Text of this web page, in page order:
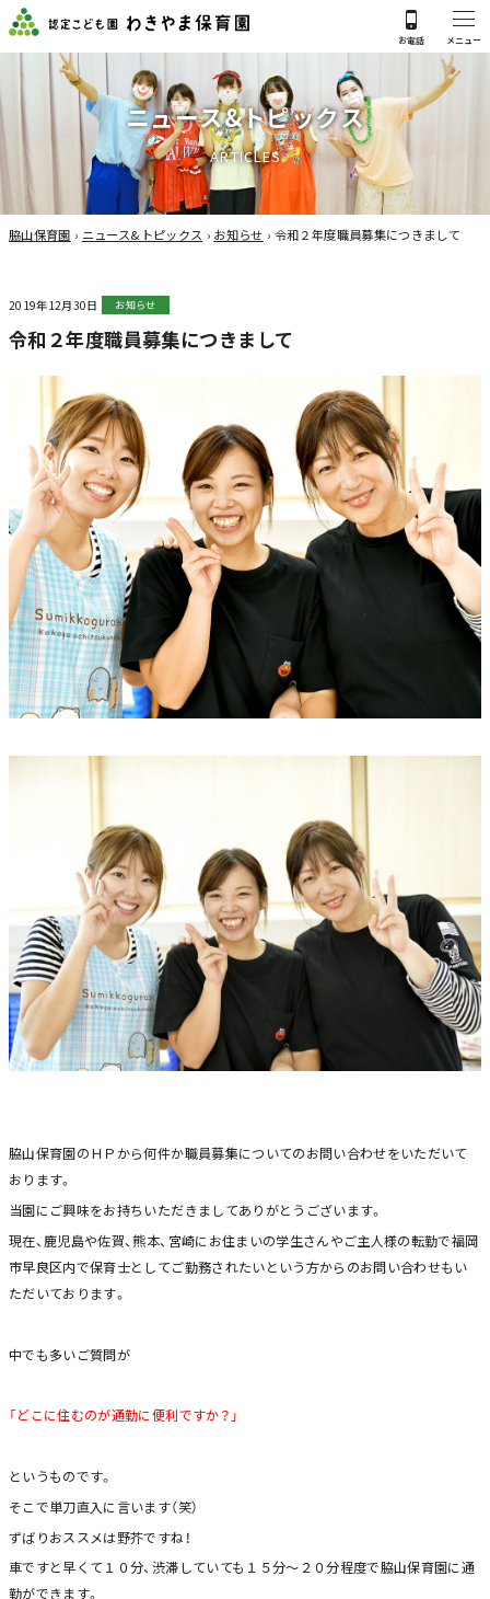
ニュース&トピックス
ARTICLES
脇山保育園 › ニュース&トピックス › お知らせ › 令和２年度職員募集につきまして
2019年12月30日 お知らせ
令和２年度職員募集につきまして
脇山保育園のＨＰから何件か職員募集についてのお問い合わせをいただいて
おります。
当園にご興味をお持ちいただきましてありがとうございます。
現在、鹿児島や佐賀、熊本、宮崎にお住まいの学生さんやご主人様の転勤で福岡
市早良区内で保育士としてご勤務されたいという方からのお問い合わせもい
ただいております。
中でも多いご質問が
「どこに住むのが通勤に便利ですか？」
というものです。
そこで単刀直入に言います（笑）
ずばりおススメは野芥ですね！
車ですと早くて１０分、渋滞していても１５分～２０分程度で脇山保育園に通
勤ができます。